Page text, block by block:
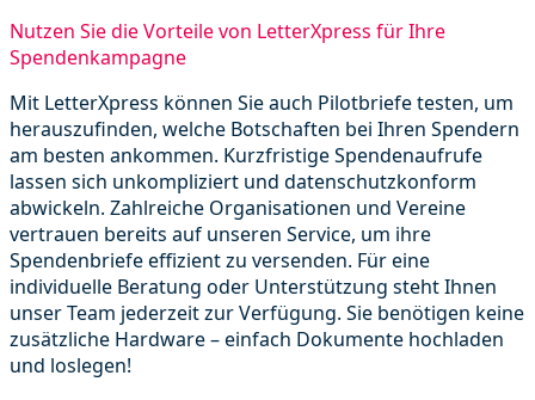
Nutzen Sie die Vorteile von LetterXpress für Ihre
Spendenkampagne
Mit LetterXpress können Sie auch Pilotbriefe testen, um
herauszufinden, welche Botschaften bei Ihren Spendern
am besten ankommen. Kurzfristige Spendenaufrufe
lassen sich unkompliziert und datenschutzkonform
abwickeln. Zahlreiche Organisationen und Vereine
vertrauen bereits auf unseren Service, um ihre
Spendenbriefe effizient zu versenden. Für eine
individuelle Beratung oder Unterstützung steht Ihnen
unser Team jederzeit zur Verfügung. Sie benötigen keine
zusätzliche Hardware – einfach Dokumente hochladen
und loslegen!